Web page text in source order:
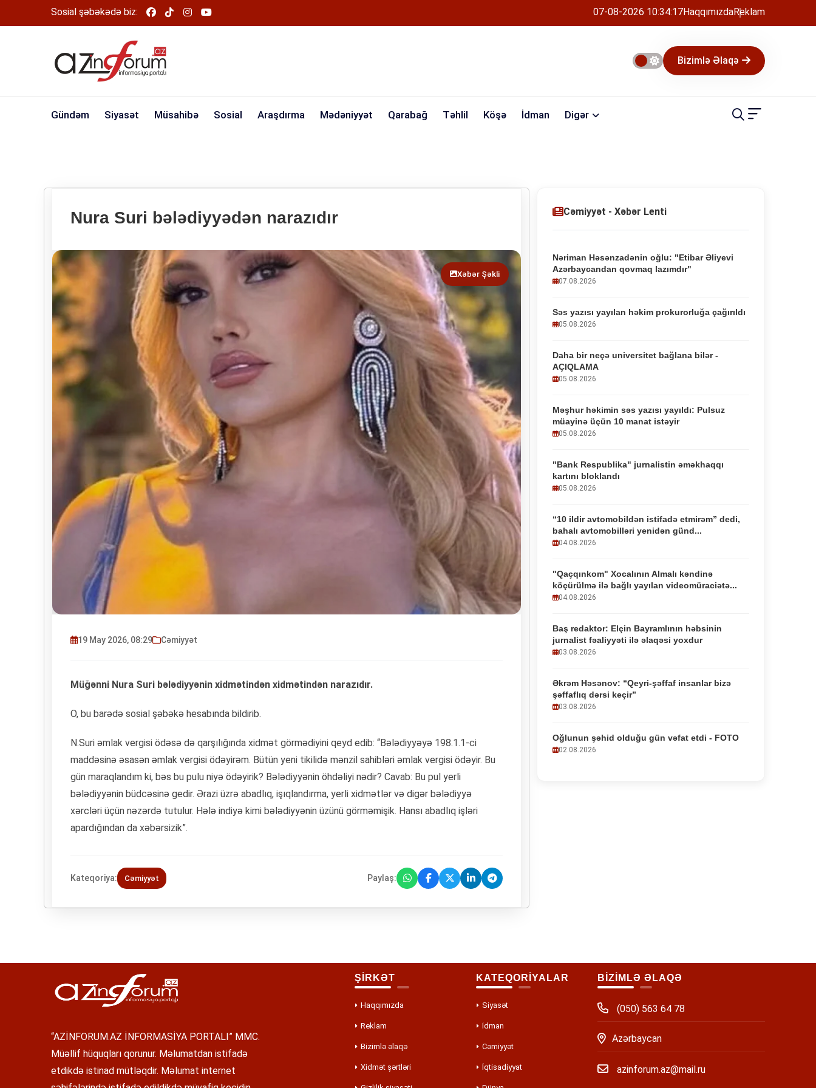
Sosial şəbəkədə biz: 07-08-2026 10:34:17HaqqımızdaReklam
Bizimlə Əlaqə
Gündəm Siyasət Müsahibə Sosial Araşdırma Mədəniyyət Qarabağ Təhlil Köşə İdman Digər
Nura Suri bələdiyyədən narazıdır
Xəbər Şəkli
19 May 2026, 08:29 Cəmiyyət
Müğənni Nura Suri bələdiyyənin xidmətindən xidmətindən narazıdır.
O, bu barədə sosial şəbəkə hesabında bildirib.
N.Suri əmlak vergisi ödəsə də qarşılığında xidmət görmədiyini qeyd edib: “Bələdiyyəyə 198.1.1-ci
maddəsinə əsasən əmlak vergisi ödəyirəm. Bütün yeni tikilidə mənzil sahibləri əmlak vergisi ödəyir. Bu
gün maraqlandım ki, bəs bu pulu niyə ödəyirik? Bələdiyyənin öhdəliyi nədir? Cavab: Bu pul yerli
bələdiyyənin büdcəsinə gedir. Ərazi üzrə abadlıq, işıqlandırma, yerli xidmətlər və digər bələdiyyə
xərcləri üçün nəzərdə tutulur. Hələ indiyə kimi bələdiyyənin üzünü görməmişik. Hansı abadlıq işləri
apardığından da xəbərsizik”.
Kateqoriya: Cəmiyyət Paylaş:
Cəmiyyət - Xəbər Lenti
Nəriman Həsənzadənin oğlu: "Etibar Əliyevi
Azərbaycandan qovmaq lazımdır"
07.08.2026
Səs yazısı yayılan həkim prokurorluğa çağırıldı
05.08.2026
Daha bir neçə universitet bağlana bilər -
AÇIQLAMA
05.08.2026
Məşhur həkimin səs yazısı yayıldı: Pulsuz
müayinə üçün 10 manat istəyir
05.08.2026
"Bank Respublika" jurnalistin əməkhaqqı
kartını bloklandı
05.08.2026
“10 ildir avtomobildən istifadə etmirəm” dedi,
bahalı avtomobilləri yenidən günd...
04.08.2026
"Qaçqınkom" Xocalının Almalı kəndinə
köçürülmə ilə bağlı yayılan videomüraciətə...
04.08.2026
Baş redaktor: Elçin Bayramlının həbsinin
jurnalist fəaliyyəti ilə əlaqəsi yoxdur
03.08.2026
Əkrəm Həsənov: “Qeyri-şəffaf insanlar bizə
şəffaflıq dərsi keçir”
03.08.2026
Oğlunun şəhid olduğu gün vəfat etdi - FOTO
02.08.2026
“AZİNFORUM.AZ İNFORMASİYA PORTALI” MMC.
Müəllif hüquqları qorunur. Məlumatdan istifadə
etdikdə istinad mütləqdir. Məlumat internet
ŞİRKƏT
Haqqımızda
Reklam
Bizimlə əlaqə
Xidmət şərtləri
KATEQORİYALAR
Siyasət
İdman
Cəmiyyət
İqtisadiyyat
BİZİMLƏ ƏLAQƏ
(050) 563 64 78
Azərbaycan
azinforum.az@mail.ru